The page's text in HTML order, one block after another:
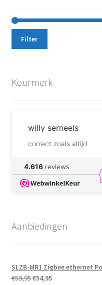
Filter
Keurmerk
willy serneels
correct zoals altijd
I will definitely buy
components from their
Fijne producten, en aan
Snelle levering, en een
goede verpakking.
4.616 reviews
Aanbiedingen
SLZB-MR1 Zigbee ethernet
€59,95Oorspronkelijke
€54,95Huidige